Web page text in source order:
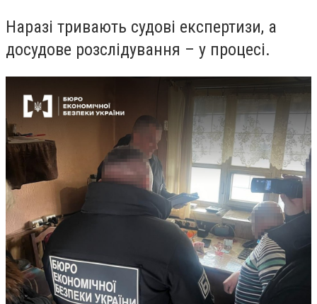
Наразі тривають судові експертизи, а
досудове розслідування – у процесі.